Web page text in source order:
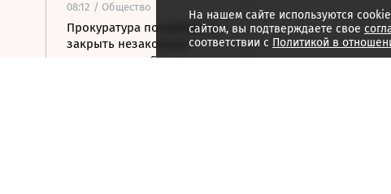
08:12 / Общество
Прокуратура потребовала
закрыть незаконные
пансионаты в Стрельне
На нашем сайте используются
сайтом, вы подтверждаете свое
соответствии с Политикой в